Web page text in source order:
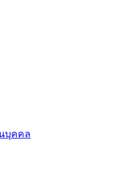
บุคคล